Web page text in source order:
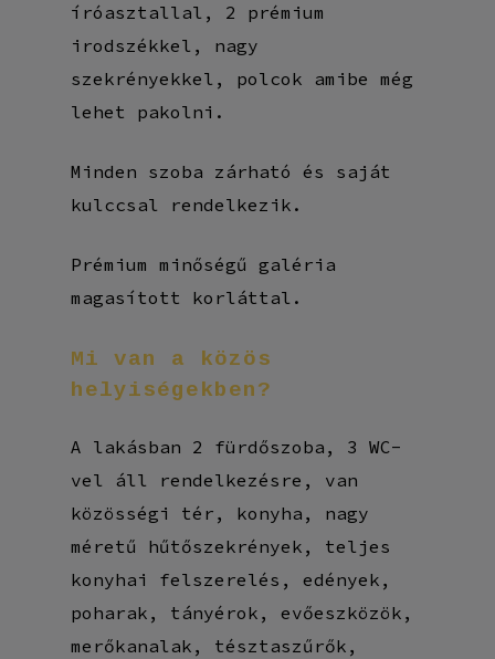
íróasztallal, 2 prémium
irodszékkel, nagy
szekrényekkel, polcok amibe még
lehet pakolni.
Minden szoba zárható és saját
kulccsal rendelkezik.
Prémium minőségű galéria
magasított korláttal.
Mi van a
közös
helyiségekben?
A lakásban 2 fürdőszoba, 3 WC-
vel áll rendelkezésre, van
közösségi tér, konyha, nagy
méretű hűtőszekrények, teljes
konyhai felszerelés, edények,
poharak, tányérok, evőeszközök,
merőkanalak, tésztaszűrők,